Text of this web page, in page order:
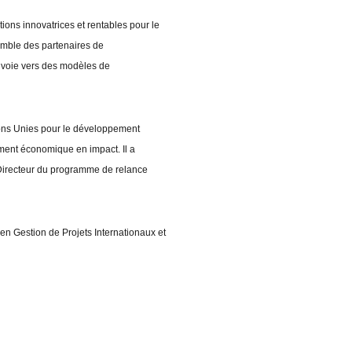
innovatrices et rentables pour le
des partenaires de
vers des modèles de
Unies pour le développement
économique en impact. Il a
du programme de relance
Gestion de Projets Internationaux et